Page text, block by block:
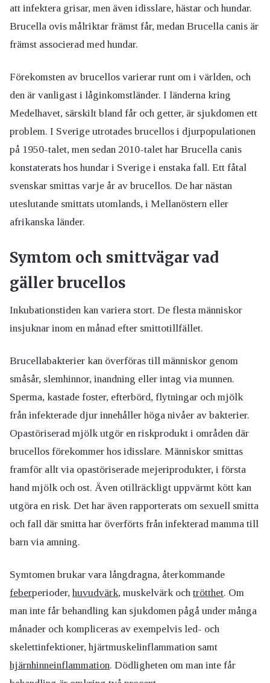
att infektera grisar, men även idisslare, hästar och hundar.
Brucella ovis målriktar främst får, medan Brucella canis är
främst associerad med hundar.
Förekomsten av brucellos varierar runt om i världen, och
den är vanligast i låginkomstländer. I länderna kring
Medelhavet, särskilt bland får och getter, är sjukdomen ett
problem. I Sverige utrotades brucellos i djurpopulationen
på 1950-talet, men sedan 2010-talet har Brucella canis
konstaterats hos hundar i Sverige i enstaka fall. Ett fåtal
svenskar smittas varje år av brucellos. De har nästan
uteslutande smittats utomlands, i Mellanöstern eller
afrikanska länder.
Symtom och smittvägarvad
gäller brucellos
Inkubationstiden kan variera stort. De flesta människor
insjuknar inom en månad efter smittotillfället.
Brucellabakterier kan överföras till människor genom
småsår, slemhinnor, inandning eller intag via munnen.
Sperma, kastade foster, efterbörd, flytningar och mjölk
från infekterade djur innehåller höga nivåer av bakterier.
Opastöriserad mjölk utgör en riskprodukt i områden där
brucellos förekommer hos idisslare. Människor smittas
framför allt via opastöriserade mejeriprodukter, i första
hand mjölk och ost. Även otillräckligt uppvärmt kött kan
utgöra en risk. Det har även rapporterats om sexuell smitta
och fall där smitta har överförts från infekterad mamma till
barn via amning.
Symtomen brukar vara långdragna, återkommande
feberperioder, huvudvärk, muskelvärk och trötthet. Om
man inte får behandling kan sjukdomen pågå under många
månader och kompliceras av exempelvis led- och
skelettinfektioner, hjärtmuskelinflammation samt
hjärnhinneinflammation. Dödligheten om man inte får